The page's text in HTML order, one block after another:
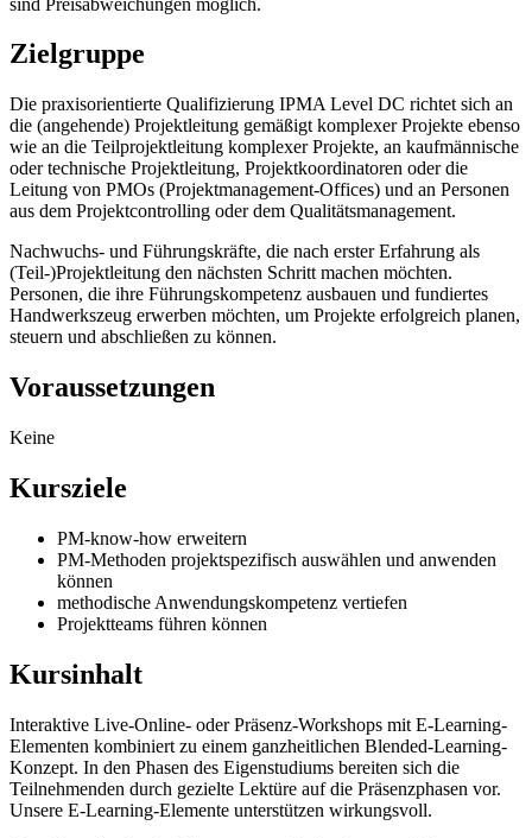
Zielgruppe
Die praxisorientierte Qualifizierung IPMA Level DC richtet sich an
die (angehende) Projektleitung gemäßigt komplexer Projekte ebenso
wie an die Teilprojektleitung komplexer Projekte, an kaufmännische
oder technische Projektleitung, Projektkoordinatoren oder die
Leitung von PMOs (Projektmanagement-Offices) und an Personen
aus dem Projektcontrolling oder dem Qualitätsmanagement.
Nachwuchs- und Führungskräfte, die nach erster Erfahrung als
(Teil-)Projektleitung den nächsten Schritt machen möchten.
Personen, die ihre Führungskompetenz ausbauen und fundiertes
Handwerkszeug erwerben möchten, um Projekte erfolgreich planen,
steuern und abschließen zu können.
Voraussetzungen
Keine
Kursziele
PM-know-how erweitern
PM-Methoden projektspezifisch auswählen und anwenden
können
methodische Anwendungskompetenz vertiefen
Projektteams führen können
Kursinhalt
Interaktive Live-Online- oder Präsenz-Workshops mit E-Learning-
Elementen kombiniert zu einem ganzheitlichen Blended-Learning-
Konzept. In den Phasen des Eigenstudiums bereiten sich die
Teilnehmenden durch gezielte Lektüre auf die Präsenzphasen vor.
Unsere E-Learning-Elemente unterstützen wirkungsvoll.